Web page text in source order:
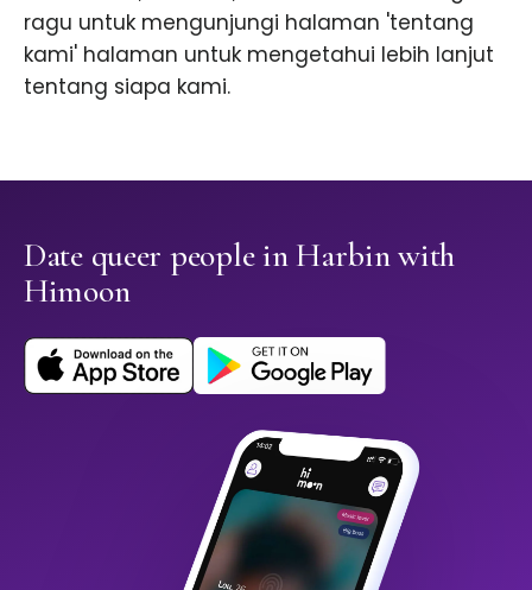
ragu untuk mengunjungi halaman 'tentang
kami' halaman untuk mengetahui lebih lanjut
tentang siapa kami.
Date queer people in Harbin with
Himoon